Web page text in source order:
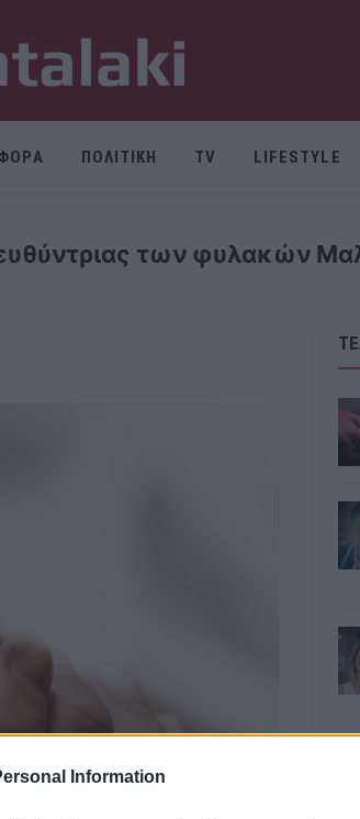
Information
ΠΟΛΙΤΙΚΗ TV LIFESTYLE
των φυλακών